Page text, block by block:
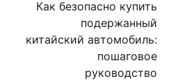
Как безопасно купить
подержанный
китайский автомобиль:
пошаговое
руководство